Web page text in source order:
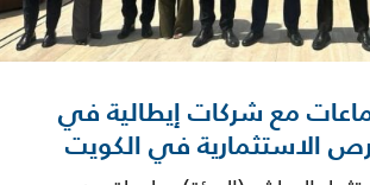
مع شركات إيطالية في
الاستثمارية في الكويت